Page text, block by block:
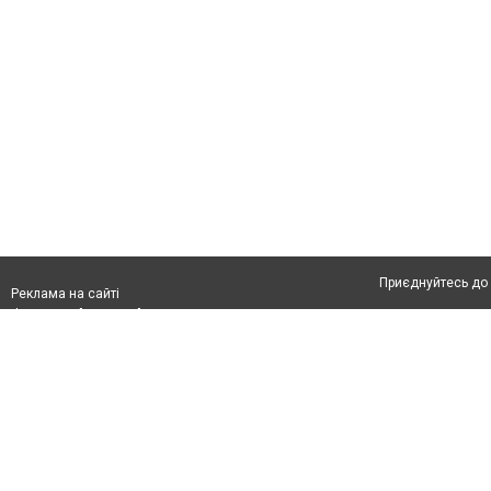
Реклама на сайті
Приєднуйтесь до